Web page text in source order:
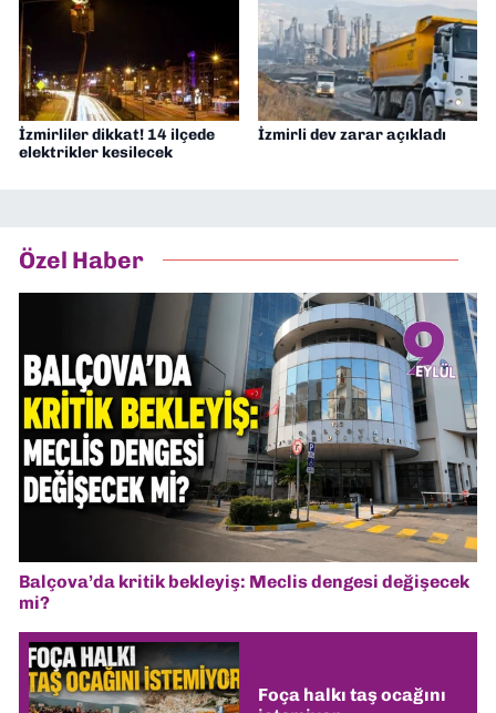
İzmirliler dikkat! 14 ilçede
elektrikler kesilecek
İzmirli dev zarar açıkladı
Özel Haber
Balçova’da kritik bekleyiş: Meclis dengesi değişecek
mi?
Foça halkı taş ocağını